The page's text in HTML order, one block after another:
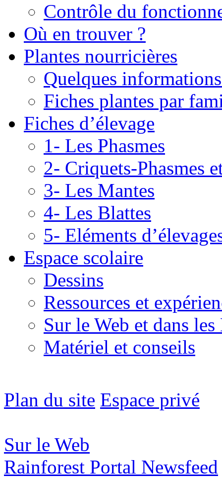
Contrôle du
Où en trouver ?
Plantes nourricières
Quelques
Fiches plantes par
Fiches d’élevage
1- Les Phasmes
2- Criquets-Phasmes
3- Les Mantes
4- Les Blattes
5- Eléments
Espace scolaire
Dessins
Ressources et
Sur le Web et dans
Matériel et conseils
Plan du site Espace privé
Sur le Web
Rainforest Portal Newsfeed